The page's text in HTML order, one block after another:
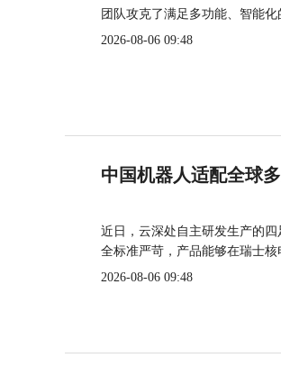
团队攻克了满足多功能、智能
2026-08-06 09:48
中国机器人适配全球
近日，云深处自主研发生产的
全标准严苛，产品能够在瑞士
2026-08-06 09:48